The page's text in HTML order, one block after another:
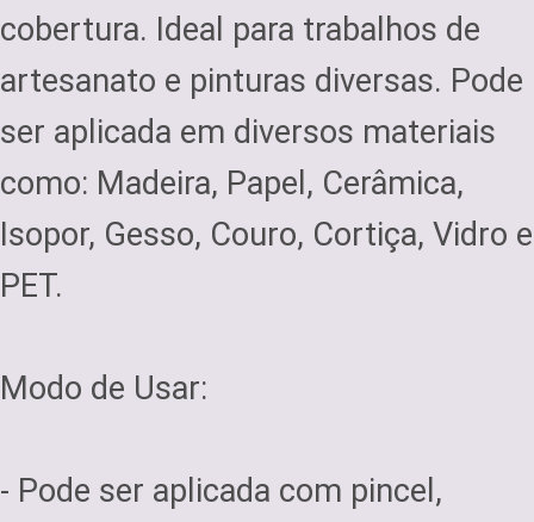
cobertura. Ideal para trabalhos de
artesanato e pinturas diversas. Pode
ser aplicada em diversos materiais
como: Madeira, Papel, Cerâmica,
Isopor, Gesso, Couro, Cortiça, Vidro e
PET.
Modo de Usar:
- Pode ser aplicada com pincel,